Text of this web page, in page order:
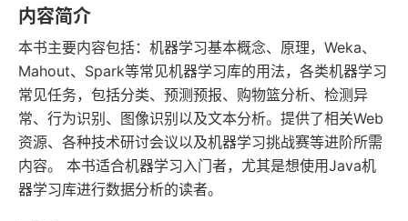
内容简介
本书主要内容包括：机器学习基本概念、原理，Weka、
Mahout、Spark等常见机器学习库的用法，各类机器学习
常见任务，包括分类、预测预报、购物篮分析、检测异
常、行为识别、图像识别以及文本分析。提供了相关Web
资源、各种技术研讨会议以及机器学习挑战赛等进阶所需
内容。 本书适合机器学习入门者，尤其是想使用Java机
器学习库进行数据分析的读者。